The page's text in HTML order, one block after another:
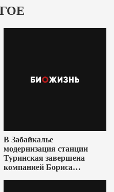
В Забайкалье
модернизация станции
Туринская завершена
компанией Бориса